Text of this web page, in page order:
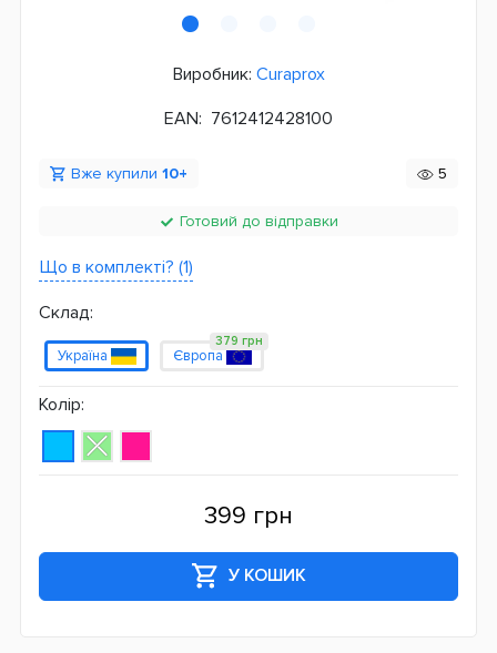
Виробник: Curaprox
EAN: 7612412428100
Вже купили 10+ 5
Готовий до відправки
Що в комплекті? (1)
Склад:
Україна Європа
379 грн
Колір:
399 грн
У КОШИК